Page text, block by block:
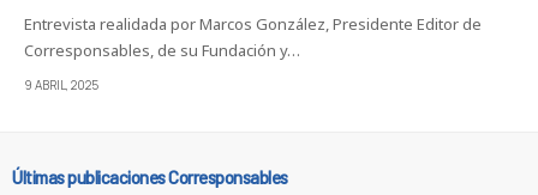
Entrevista realidada por Marcos González, Presidente Editor de
Corresponsables, de su Fundación y…
9 ABRIL, 2025
Últimas publicaciones Corresponsables